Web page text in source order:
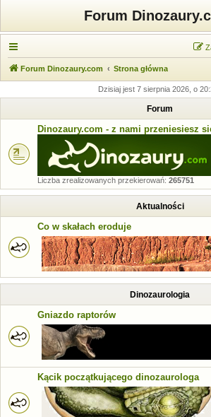
Forum
Forum Dinozaury.com Strona główna
Dzisiaj jest 7 sierpnia 2026, o
Forum
Dinozaury.com - z nami przeniesiesz
Liczba zrealizowanych przekierowań: 265751
Aktualności
Co w skałach eroduje
Dinozaurologia
Gniazdo raptorów
Kącik początkującego dinozaurologa